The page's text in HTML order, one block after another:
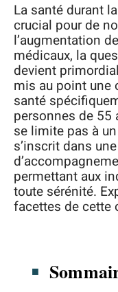
La santé durant
crucial pour de
l’augmentation
médicaux, la
devient
mis au point une
santé
personnes de
se limite pas à
s’inscrit dans
permettant aux
toute sérénité.
facettes de cette